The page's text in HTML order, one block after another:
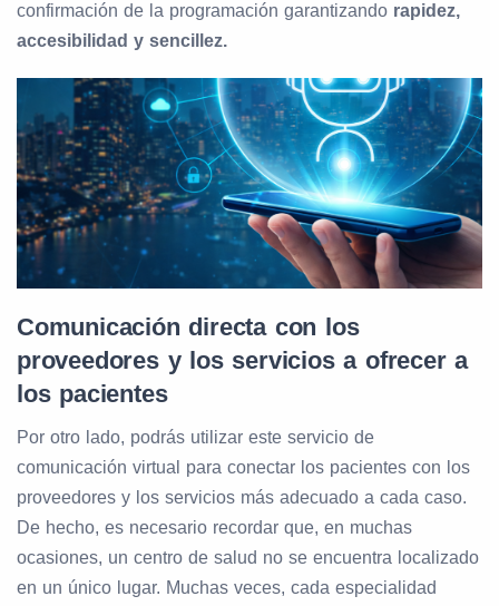
confirmación de la programación garantizando rapidez,
accesibilidad y sencillez.
Comunicación directa con los
proveedores y los servicios a ofrecer a
los pacientes
Por otro lado, podrás utilizar este servicio de
comunicación virtual para conectar los pacientes con los
proveedores y los servicios más adecuado a cada caso.
De hecho, es necesario recordar que, en muchas
ocasiones, un centro de salud no se encuentra localizado
en un único lugar. Muchas veces, cada especialidad